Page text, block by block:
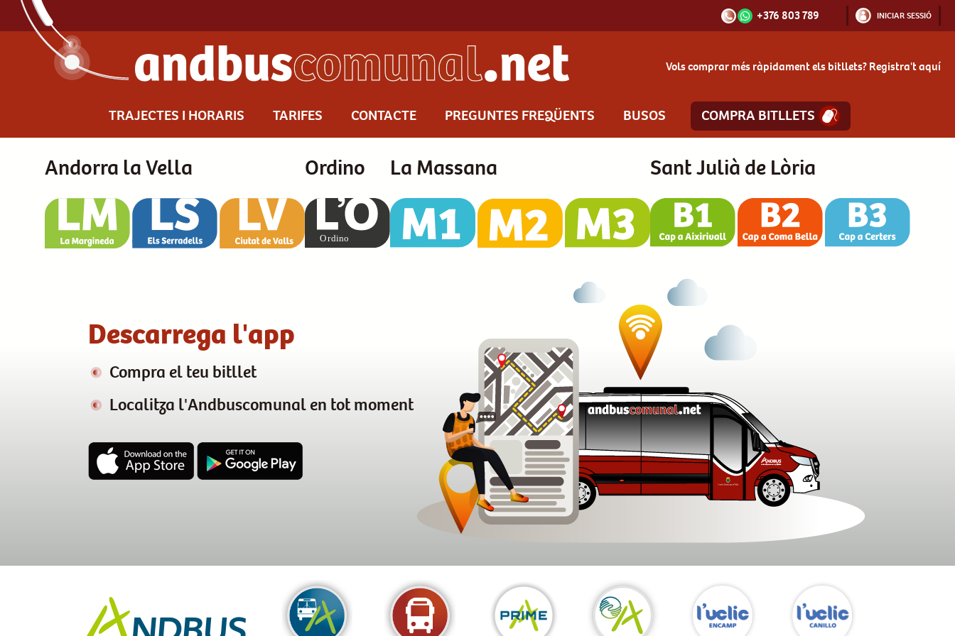
+376 803 789 INICIAR SESSIÓ
Vols comprar més ràpidament els bitllets?Registra't aquí
TRAJECTES I HORARIS TARIFES CONTACTE PREGUNTES FREQÜENTS BUSOS COMPRA BITLLETS
Andorra la Vella Ordino La Massana Sant Julià de Lòria
Descarrega l'app
Compra el teu bitllet
Localitza l'Andbuscomunal en tot moment